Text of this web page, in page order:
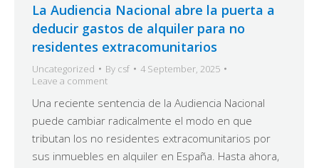
La Audiencia Nacional abre la puerta a
deducir gastos de alquiler para no
residentes extracomunitarios
Uncategorized By csf
4 September, 2025
Leave a comment
Una reciente sentencia de la Audiencia Nacional
puede cambiar radicalmente el modo en que
tributan los no residentes extracomunitarios por
sus inmuebles en alquiler en España. Hasta ahora,